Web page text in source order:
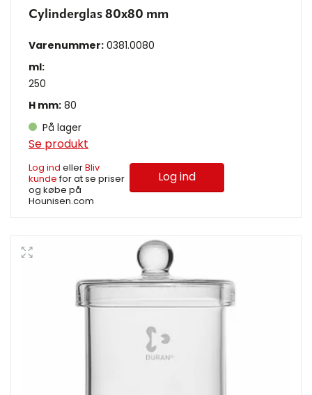
Cylinderglas 80x80 mm
Varenummer: 0381.0080
ml:
250
H mm: 80
På lager
Se produkt
Log ind ellerBliv
kundefor at se priser
og købe på
Hounisen.com
Log ind